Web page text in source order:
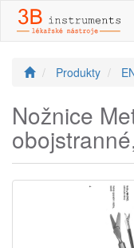
Produkty
Nožnice